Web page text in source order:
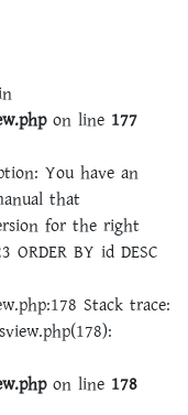
on line 177
You have an
that
for the right
BY id DESC
Stack trace:
on line 178